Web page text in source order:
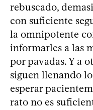
rebuscado,
con suficiente
la omnipotente
informarles a las
por pavadas. Y a
siguen llenando
esperar
rato no es